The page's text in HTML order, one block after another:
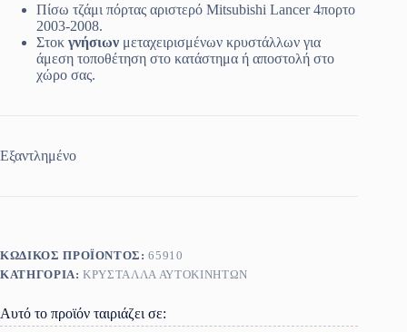
Πίσω τζάμι πόρτας αριστερό Mitsubishi Lancer 4πορτο
2003-2008.
Στοκ γνήσιων μεταχειρισμένων κρυστάλλων για
άμεση τοποθέτηση στο κατάστημα ή αποστολή στο
χώρο σας.
Εξαντλημένο
ΚΩΔΙΚΌΣ ΠΡΟΪΌΝΤΟΣ:65910
ΚΑΤΗΓΟΡΊΑ:ΚΡΎΣΤΑΛΛΑ ΑΥΤΟΚΙΝΉΤΩΝ
Αυτό το προϊόν ταιριάζει σε: